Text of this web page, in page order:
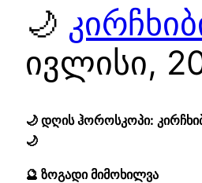
🌙
ივლისი,
🌙 დღის ჰოროსკოპი:
🌙
🔮 ზოგადი მიმოხილვა